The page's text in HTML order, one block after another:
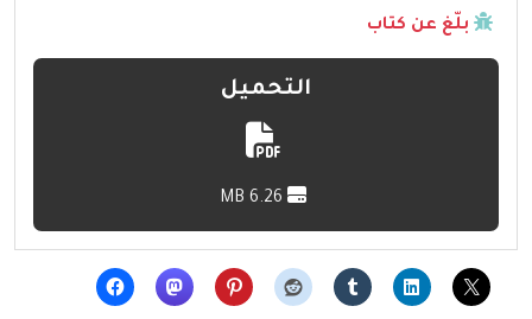
بلّغ عن كتاب
التحميل